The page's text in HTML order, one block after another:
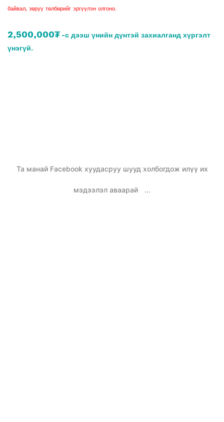
байвал, зөрүү төлбөрийг эргүүлэн олгоно.
2,500,000₮ -с дээш үнийн дүнтэй захиалганд хүргэлт
үнэгүй.
Та манай Facebook хуудасруу шууд холбогдож илүү их
мэдээлэл аваарай ...